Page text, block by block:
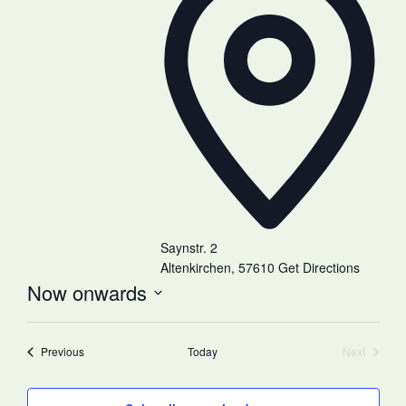
Saynstr. 2
Altenkirchen, 57610 Get Directions
Now onwards
Select
PreviousEvents Today
Next